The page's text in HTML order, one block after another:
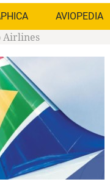
AVIOPEDIA
Airlines